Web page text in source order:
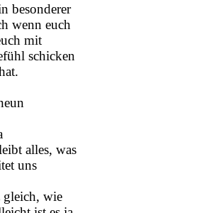
besonderer
wenn euch
mit
schicken
alles, was
uns
gleich, wie